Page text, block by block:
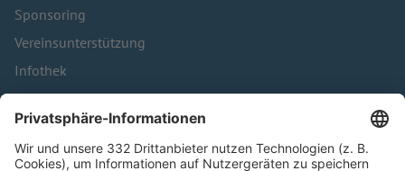
Sponsoring
Vereinsunterstützung
Infothek
Kontakt
HÄUFIG BESUCHTE SEITEN